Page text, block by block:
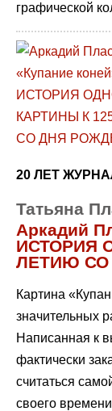
графической
20 ЛЕТ
Татьяна
Аркадий
ИСТОРИЯ
ЛЕТИЮ
Картина
значительных
Написанная к
фактически
считаться
своего